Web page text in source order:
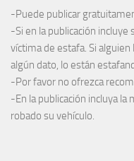
-Puede publicar
-Si en la publicación
víctima de estafa. Si
algún dato, lo están
-Por favor no ofrezca
-En la publicación incluya
robado su vehículo.